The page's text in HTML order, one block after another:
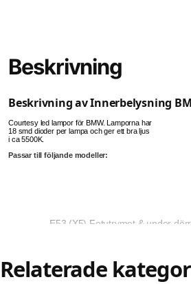
Beskrivning
Beskrivning av Innerbelysning
Courtesy led lampor för BMW. Lamporna har
18 smd dioder per lampa och ger ett bra ljus
i ca 5500K.
Passar till följande modeller:
E53 (X5) Fotutrymet & under
Relaterade